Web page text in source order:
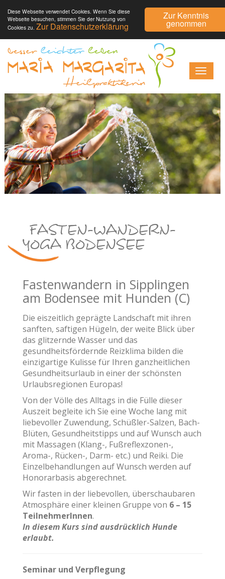
Zur Kenntnis
genommen
Diese Webseite verwendet Cookies. Wenn Sie diese
Webseite besuchen, stimmen Sie der Nutzung von
Cookies zu. Zur Datenschutzerklärung
FASTEN-WANDERN-
YOGA BODENSEE
Fastenwandern in Sipplingen
am Bodensee mit Hunden (C)
Die eiszeitlich geprägte Landschaft mit ihren
sanften, saftigen Hügeln, der weite Blick über
das glitzernde Wasser und das
gesundheitsfördernde Reizklima bilden die
einzigartige Kulisse für Ihren ganzheitlichen
Gesundheitsurlaub in einer der schönsten
Urlaubsregionen Europas!
Von der Völle des Alltags in die Fülle dieser
Auszeit begleite ich Sie eine Woche lang mit
liebevoller Zuwendung, Schüßler-Salzen, Bach-
Blüten, Gesundheitstipps und auf Wunsch auch
mit Massagen (Klang-, Fußreflexzonen-,
Aroma-, Rücken-, Darm- etc.) und Reiki. Die
Einzelbehandlungen auf Wunsch werden auf
Honorarbasis abgerechnet.
Wir fasten in der liebevollen, überschaubaren
Atmosphäre einer kleinen Gruppe von 6 – 15
TeilnehmerInnen.
In diesem Kurs sind ausdrücklich Hunde
erlaubt.
Seminar und Verpflegung